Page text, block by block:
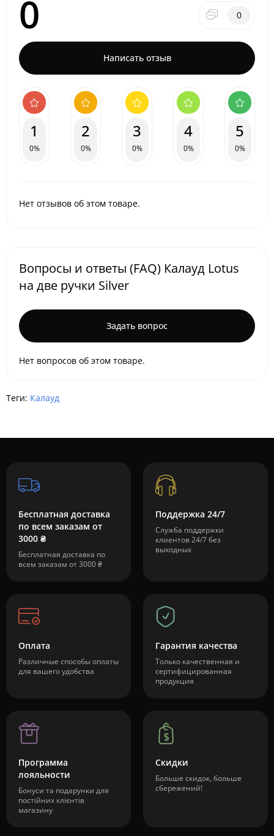
0 0
Написать отзыв
1
0%
2
0%
3
0%
4
0%
5
0%
Нет отзывов об этом товаре.
Вопросы и ответы (FAQ) Калауд Lotus
на две ручки Silver
Задать вопрос
Нет вопросов об этом товаре.
Теги: Калауд
Бесплатная доставка
по всем заказам от
3000 ₴
Бесплатная доставка по
всем заказам от 3000 ₴
Поддержка 24/7
Служба поддержки
клиентов 24/7 без
выходных
Оплата
Различные способы оплаты
для вашего удобства
Гарантия качества
Только качественная и
сертифицированная
продукция
Программа
лояльности
Бонуси та подарунки для
постійних клієнтів
магазину
Скидки
Больше скидок, больше
сбережений!